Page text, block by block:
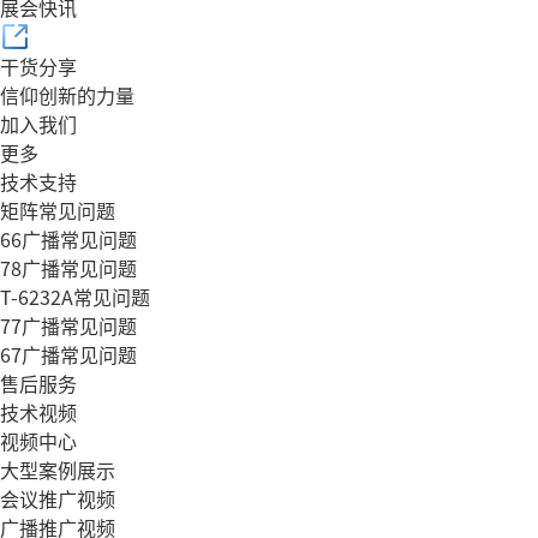
展会快讯
干货分享
信仰创新的力量
加入我们
更多
技术支持
矩阵常见问题
66广播常见问题
78广播常见问题
T-6232A常见问题
77广播常见问题
67广播常见问题
售后服务
技术视频
视频中心
大型案例展示
会议推广视频
广播推广视频